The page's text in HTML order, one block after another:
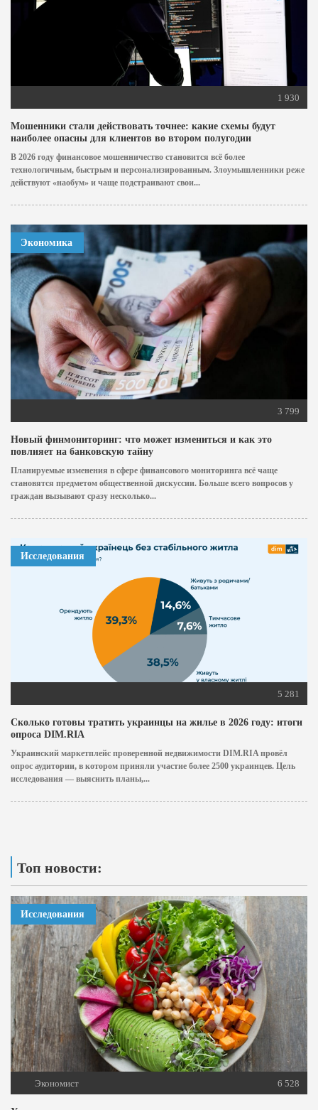
1 930
Мошенники стали действовать точнее: какие схемы будут
наиболее опасны для клиентов во втором полугодии
В 2026 году финансовое мошенничество становится всё более
технологичным, быстрым и персонализированным. Злоумышленники реже
действуют «наобум» и чаще подстраивают свои...
Экономика
3 799
Новый финмониторинг: что может измениться и как это
повлияет на банковскую тайну
Планируемые изменения в сфере финансового мониторинга всё чаще
становятся предметом общественной дискуссии. Больше всего вопросов у
граждан вызывают сразу несколько...
Исследования
5 281
Сколько готовы тратить украинцы на жилье в 2026 году: итоги
опроса DIM.RIA
Украинский маркетплейс проверенной недвижимости DIM.RIA провёл
опрос аудитории, в котором приняли участие более 2500 украинцев. Цель
исследования — выяснить планы,...
Топ новости:
Исследования
Экономист 6 528